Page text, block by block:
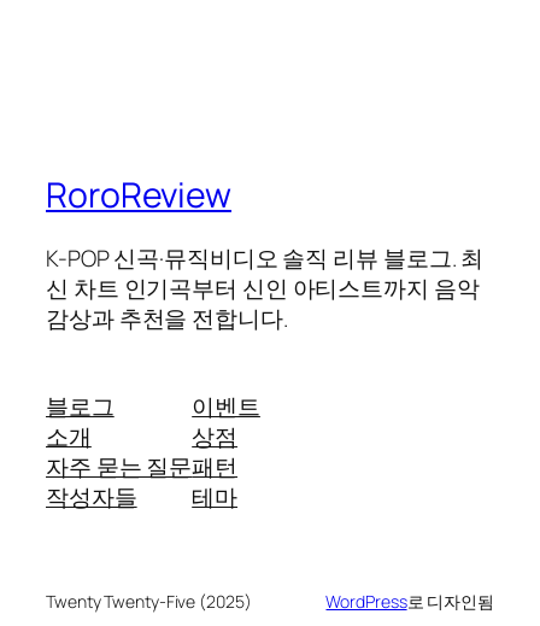
RoroReview
K-POP 신곡·뮤직비디오 솔직 리뷰 블로그. 최
신 차트 인기곡부터 신인 아티스트까지 음악
감상과 추천을 전합니다.
블로그
소개
자주 묻는 질문
작성자들
이벤트
상점
패턴
테마
Twenty Twenty-Five (2025) WordPress로 디자인됨